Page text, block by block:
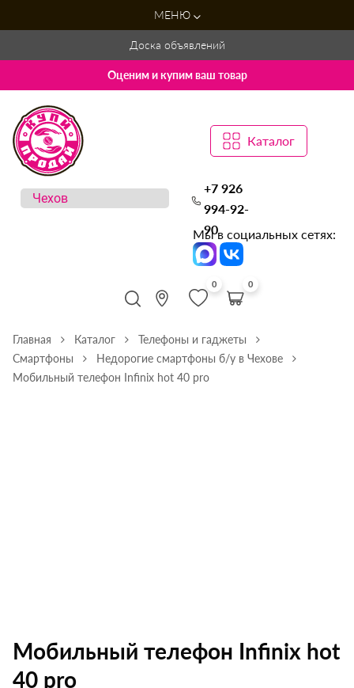
МЕНЮ
Доска объявлений
Оценим и купим ваш товар
Каталог
+7 926
994-92-
90
Мы в социальных сетях:
0 0
Главная Каталог
Телефоны и гаджеты
Смартфоны
Недорогие смартфоны б/у в Чехове
Мобильный телефон Infinix hot 40 pro
Мобильный телефон Infinix hot
40 pro